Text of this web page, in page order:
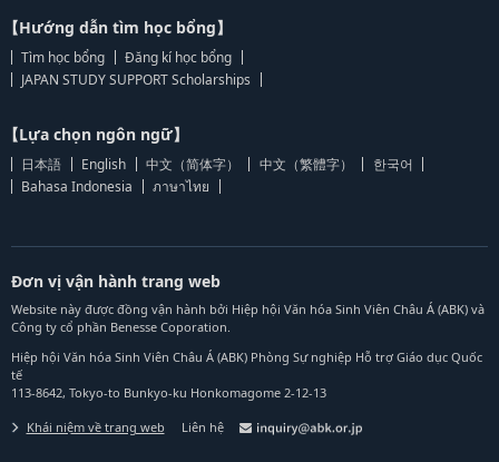
【Hướng dẫn tìm học bổng】
Tìm học bổng
Đăng kí học bổng
JAPAN STUDY SUPPORT Scholarships
【Lựa chọn ngôn ngữ】
日本語 English 中文（简体字） 中文（繁體字）
한국어
Bahasa Indonesia
ภาษาไทย
Đơn vị vận hành trang web
Website này được đồng vận hành bởi Hiệp hội Văn hóa Sinh Viên Châu Á (ABK) và
Công ty cổ phần Benesse Coporation.
Hiệp hội Văn hóa Sinh Viên Châu Á (ABK) Phòng Sự nghiệp Hỗ trợ Giáo dục Quốc
tế
113-8642, Tokyo-to Bunkyo-ku Honkomagome 2-12-13
Khái niệm về trang web Liên hệ